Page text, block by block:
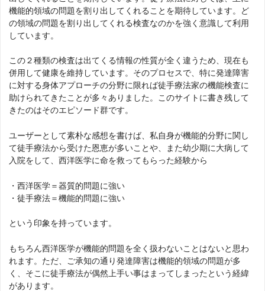
機能的領域の問題を割り出してくれることを期待しています。ど
の領域の問題を割り出してくれる検査なのかを強く意識して利用
しています。
この２種類の検査は出てくる情報の性質が全く違うため、現在も
併用して健康を維持しています。そのプロセスで、特に発達障害
に対する身体アプローチの分野に限れば徒手療法家の機能検査に
助けられてきたことが多々ありました。このサイトに書き残して
きたのはそのエピソード群です。
ユーザーとして素朴な感想を書けば、私自身が機能的分野に関し
て徒手療法から受けた恩恵が多いことや、また幼少期に大病して
入院をして、西洋医学に命を救ってもらった経験から
・西洋医学＝器質的問題に強い
・徒手療法＝機能的問題に強い
という印象を持っています。
もちろん西洋医学が機能的問題を全く扱わないことはないと思わ
れます。ただ、ご承知の通り発達障害は機能的領域の問題が多
く、そこに徒手療法が偶然上手い事はまってしまったという経緯
があります。